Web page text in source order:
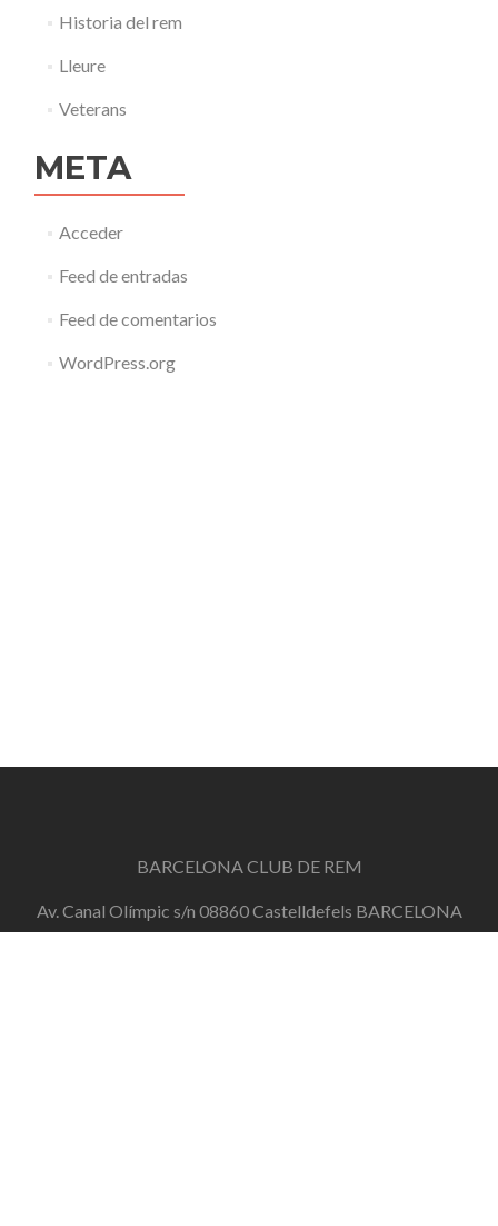
Historia del rem
Lleure
Veterans
META
Acceder
Feed de entradas
Feed de comentarios
WordPress.org
BARCELONA CLUB DE REM
Av. Canal Olímpic s/n 08860 Castelldefels BARCELONA